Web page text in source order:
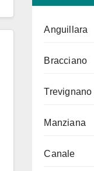
Anguillara
Bracciano
Trevignano
Manziana
Canale